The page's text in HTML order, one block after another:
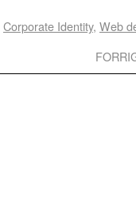
Corporate Identity, Web